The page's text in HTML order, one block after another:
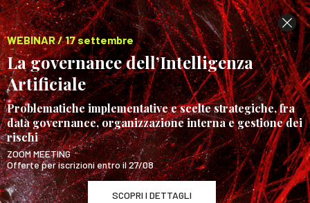
WEBINAR / 17 settembre
La governance dell’Intelligenza
Artificiale
Problematiche implementative e scelte strategiche, fra
data governance, organizzazione interna e gestione dei
rischi
ZOOM MEETING
Offerte per iscrizioni entro il 27/08
SCOPRI I DETTAGLI